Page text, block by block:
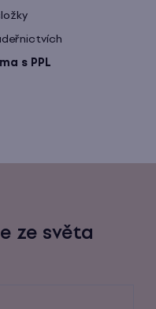
s PPL
ze světa